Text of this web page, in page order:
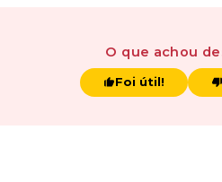
O que achou
Foi útil!